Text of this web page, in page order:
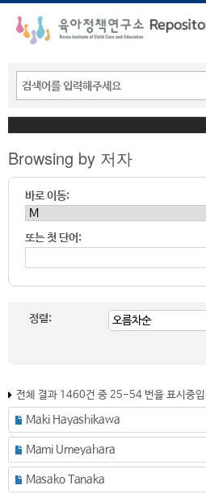
Browsing by 저자
바로 이동:
또는 첫 단어:
정렬:
전체 결과 1460건 중 25-54 번을 표시중
Maki Hayashikawa
Mami Umeyahara
Masako Tanaka